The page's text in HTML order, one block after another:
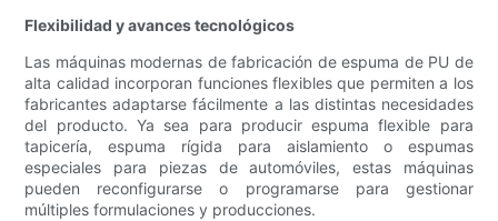
Flexibilidad y avances tecnológicos
Las máquinas modernas de fabricación de espuma de PU de
alta calidad incorporan funciones flexibles que permiten a los
fabricantes adaptarse fácilmente a las distintas necesidades
del producto. Ya sea para producir espuma flexible para
tapicería, espuma rígida para aislamiento o espumas
especiales para piezas de automóviles, estas máquinas
pueden reconfigurarse o programarse para gestionar
múltiples formulaciones y producciones.